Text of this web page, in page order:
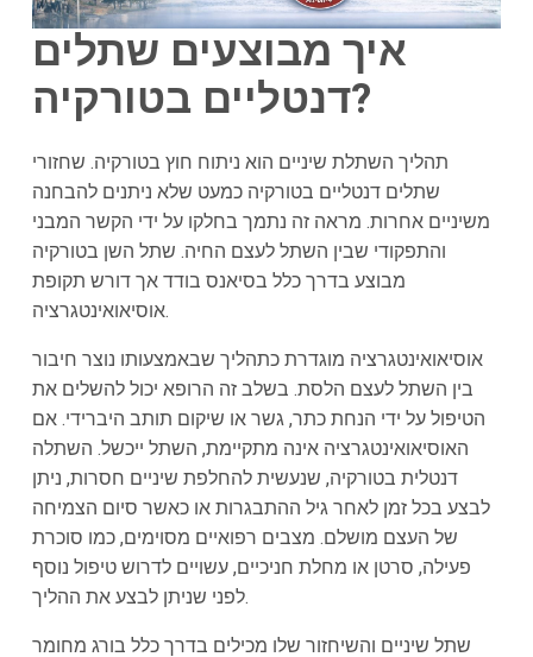
איך מבוצעים שתלים
דנטליים בטורקיה?
תהליך השתלת שיניים הוא ניתוח חוץ בטורקיה. שחזורי
שתלים דנטליים בטורקיה כמעט שלא ניתנים להבחנה
משיניים אחרות. מראה זה נתמך בחלקו על ידי הקשר המבני
והתפקודי שבין השתל לעצם החיה. שתל השן בטורקיה
מבוצע בדרך כלל בסיאנס בודד אך דורש תקופת
אוסיאואינטגרציה.
אוסיאואינטגרציה מוגדרת כתהליך שבאמצעותו נוצר חיבור
בין השתל לעצם הלסת. בשלב זה הרופא יכול להשלים את
הטיפול על ידי הנחת כתר, גשר או שיקום תותב היברידי. אם
האוסיאואינטגרציה אינה מתקיימת, השתל ייכשל. השתלה
דנטלית בטורקיה, שנעשית להחלפת שיניים חסרות, ניתן
לבצע בכל זמן לאחר גיל ההתבגרות או כאשר סיום הצמיחה
של העצם מושלם. מצבים רפואיים מסוימים, כמו סוכרת
פעילה, סרטן או מחלת חניכיים, עשויים לדרוש טיפול נוסף
לפני שניתן לבצע את ההליך.
שתל שיניים והשיחזור שלו מכילים בדרך כלל בורג מחומר